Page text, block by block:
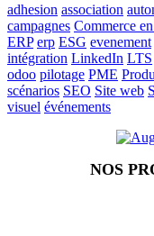
adhesion association
campagnes Commerce
ERP erp ESG evenement
intégration LinkedIn LTS
odoo pilotage PME
scénarios SEO Site web
visuel événements
NOS